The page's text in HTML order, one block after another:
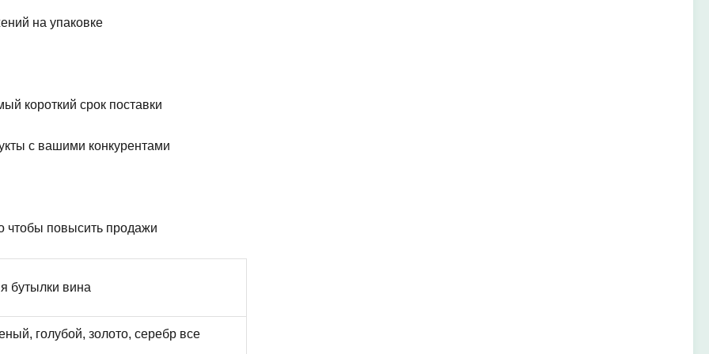
на упаковке
короткий срок поставки
с вашими конкурентами
чтобы повысить продажи
бутылки вина
голубой, золото, серебр все